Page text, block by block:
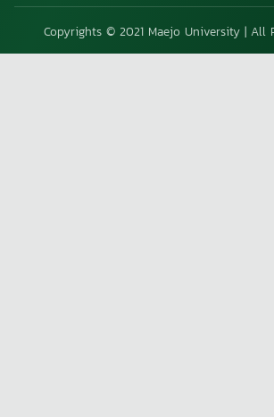
Copyrights © 2021 Maejo University | All